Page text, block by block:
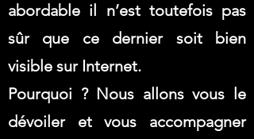
abordable il n’est toutefois pas
sûr que ce dernier soit bien
visible sur Internet.
Pourquoi ? Nous allons vous le
dévoiler et vous accompagner